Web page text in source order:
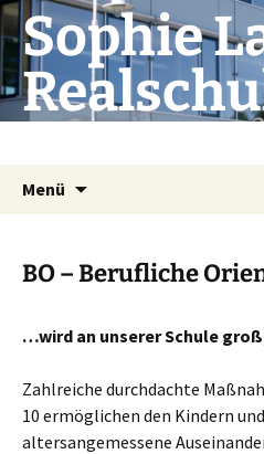
Zum
Inhalt
springen
Sophie
Menü
BO – Berufliche
…wird an unserer Schule
Zahlreiche durchdachte
10 ermöglichen den Kindern
altersangemessene